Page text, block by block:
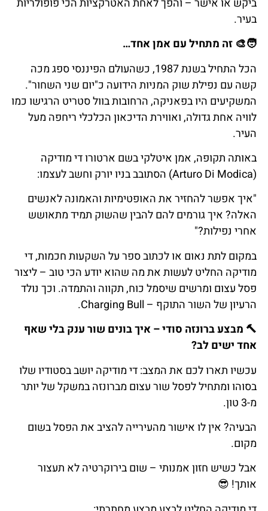
ביקש או אישר – והפך לאחת האטרקציות הכי פופולריות
בעיר.
🧑‍🎨 זה מתחילעםאמןאחד…
הכל התחיל בשנת 1987, כשהעולם הפיננסי ספג מכה
קשה עם נפילת שוק המניות הידועה כ"יום שני השחור".
המשקיעים היו בפאניקה, הרחובות בוול סטריט הרגישו כמו
לוויה אחת גדולה, ואווירת הדיכאון הכלכלי ריחפה מעל
העיר.
באותה תקופה, אמן איטלקי בשם ארטורו די מודיקה
(Arturo Di Modica) הסתובב בניו יורק וחשב לעצמו:
"איך אפשר להחזיר את האופטימיות והאמונה לאנשים
האלה? איך גורמים להם להבין שהשוק תמיד מתאושש
אחרי נפילות?"
במקום לתת נאום או לכתוב ספר על השקעות חכמות, די
מודיקה החליט לעשות את מה שהוא יודע הכי טוב – ליצור
פסל עצום ומרשים שיסמל כוח, תקווה והתמדה. וכך נולד
הרעיון של השור התוקף – Charging Bull.
🔨 מבצעברונזה סודי–איךבונים שורענקבלישאף
אחדישיםלב?
עכשיו תארו לכם את המצב: די מודיקה יושב בסטודיו שלו
בסוהו ומתחיל לפסל שור עצום מברונזה במשקל של יותר
מ-3 טון.
הבעיה? אין לו אישור מהעירייה להציב את הפסל בשום
מקום.
אבל כשיש חזון אמנותי – שום בירוקרטיה לא תעצור
אותך! 😎